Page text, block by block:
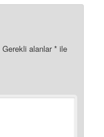
Gerekli alanlar* ile